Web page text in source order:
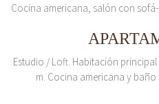
Cocina americana, salón con
Estudio / Loft. Habitación
m. Cocina americana y